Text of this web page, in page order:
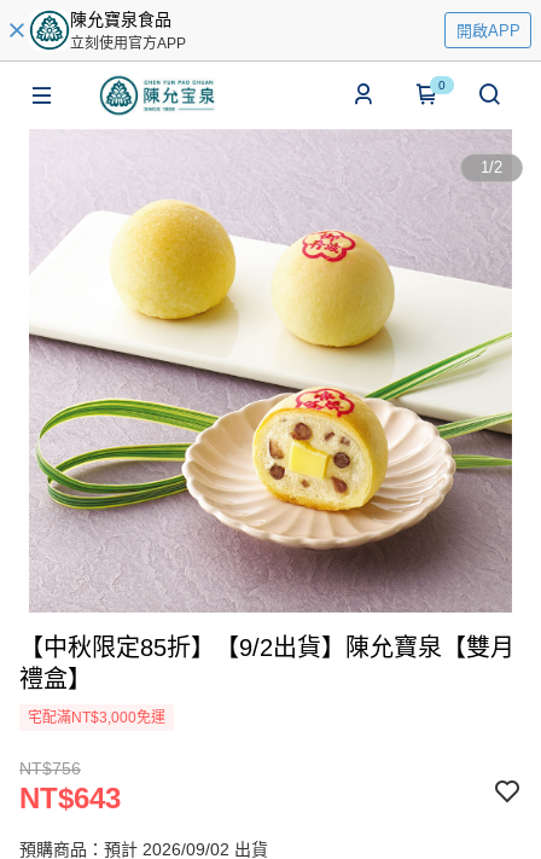
陳允寶泉食品
立刻使用官方APP
開啟APP
0
1/2
【中秋限定85折】【9/2出貨】陳允寶泉【雙月
禮盒】
宅配滿NT$3,000免運
NT$756
NT$643
預購商品：預計 2026/09/02 出貨